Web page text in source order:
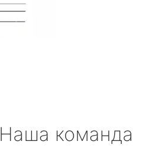
Наша команда